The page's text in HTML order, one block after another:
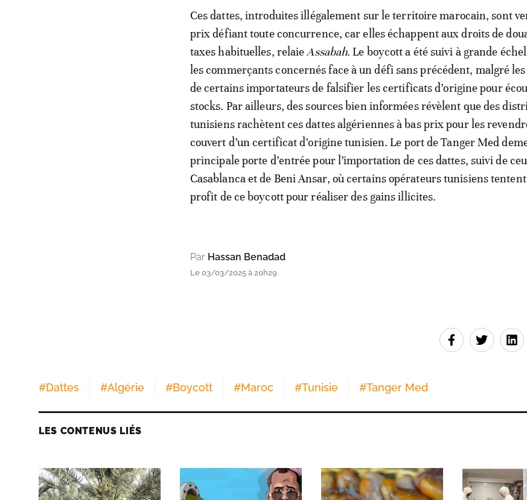
Ces dattes, introduites illégalement sur le territoire marocain, sont
prix défiant toute concurrence, car elles échappent aux droits de
taxes habituelles, relaie Assabah. Le boycott a été suivi à grande
les commerçants concernés face à un défi sans précédent, malgré
de certains importateurs de falsifier les certificats d’origine pour
stocks. Par ailleurs, des sources bien informées révèlent que des
tunisiens rachètent ces dattes algériennes à bas prix pour les
couvert d’un certificat d’origine tunisien. Le port de Tanger Med
principale porte d’entrée pour l’importation de ces dattes, suivi de
Casablanca et de Beni Ansar, où certains opérateurs tunisiens
profit de ce boycott pour réaliser des gains illicites.
Par Hassan Benadad
Le 03/03/2025 à 20h29
#Dattes #Algérie #Boycott #Maroc #Tunisie #Tanger Med
LES CONTENUS LIÉS